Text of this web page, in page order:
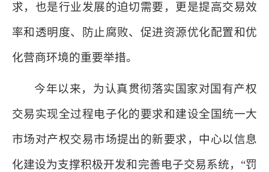
求，也是行业发展的迫切需要，更是提高交易效
率和透明度、防止腐败、促进资源优化配置和优
化营商环境的重要举措。
今年以来，为认真贯彻落实国家对国有产权
交易实现全过程电子化的要求和建设全国统一大
市场对产权交易市场提出的新要求，中心以信息
化建设为支撑积极开发和完善电子交易系统，“罚